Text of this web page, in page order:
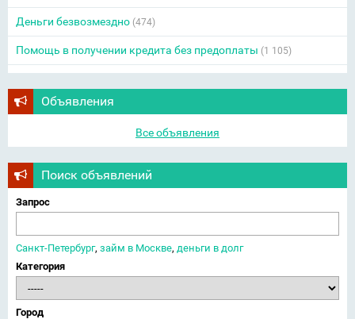
Деньги безвозмездно (474)
Помощь в получении кредита без предоплаты (1 105)
Объявления
Все объявления
Поиск объявлений
Запрос
Санкт-Петербург, займ в Москве, деньги в долг
Категория
Город